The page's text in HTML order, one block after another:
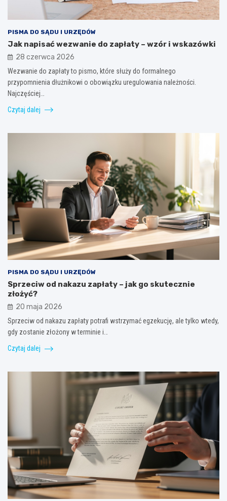
PISMA DO SĄDU I URZĘDÓW
Jak napisać wezwanie do zapłaty – wzór i wskazówki
28 czerwca 2026
Wezwanie do zapłaty to pismo, które służy do formalnego
przypomnienia dłużnikowi o obowiązku uregulowania należności.
Najczęściej…
Czytaj dalej
PISMA DO SĄDU I URZĘDÓW
Sprzeciw od nakazu zapłaty – jak go skutecznie
złożyć?
20 maja 2026
Sprzeciw od nakazu zapłaty potrafi wstrzymać egzekucję, ale tylko wtedy,
gdy zostanie złożony w terminie i…
Czytaj dalej